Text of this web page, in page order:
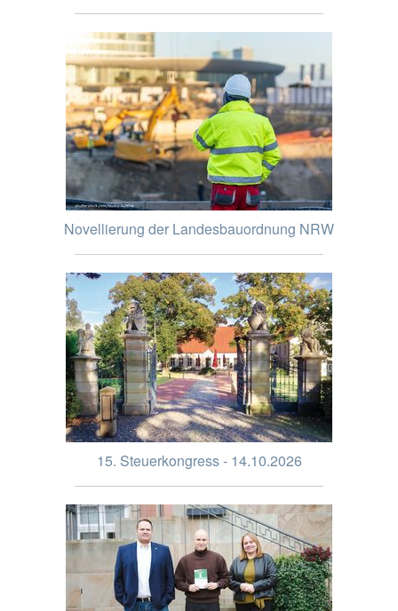
Novellierung der Landesbauordnung NRW
15. Steuerkongress - 14.10.2026